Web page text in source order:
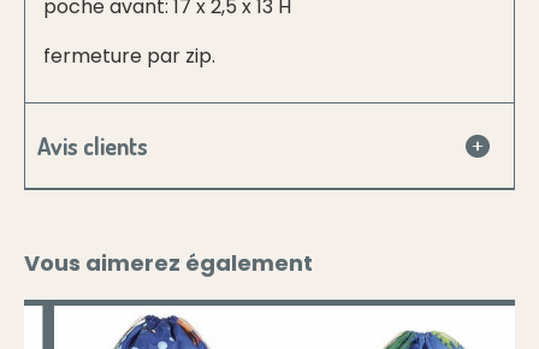
poche avant: 17 x 2,5 x 13 H
fermeture par zip.
Avis clients
Vous aimerez également